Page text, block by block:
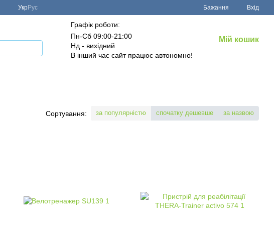
УкрРус Бажання Вхід
Графік роботи:
Пн-Сб 09:00-21:00
Нд - вихідний
В інший час сайт працює автономно!
Мій кошик
Сортування: за популярністю спочатку дешевше за назвою